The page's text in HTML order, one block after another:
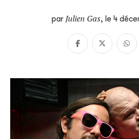
par Julien Gas, le 4